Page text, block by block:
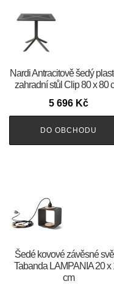
Nardi Antracitově šedý
zahradní stůl Clip 80 x 80
5 696 Kč
DO OBCHODU
Šedé kovové závěsné
Tabanda LAMPANIA 20 x
cm